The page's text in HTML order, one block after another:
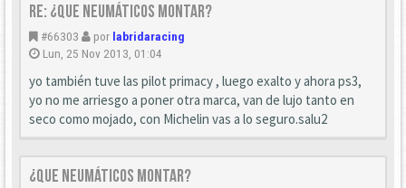
Re: ¿que neumáticos montar?
#66303 por labridaracing
Lun, 25 Nov 2013, 01:04
yo también tuve las pilot primacy , luego exalto y ahora ps3,
yo no me arriesgo a poner otra marca, van de lujo tanto en
seco como mojado, con Michelin vas a lo seguro.salu2
¿que neumáticos montar?